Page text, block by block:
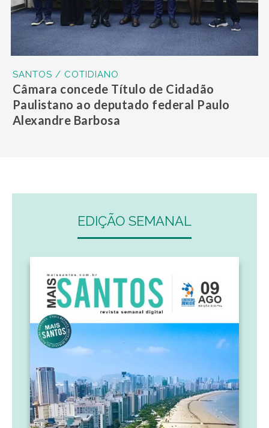
SANTOS / COTIDIANO
Câmara concede Título de Cidadão
Paulistano ao deputado federal Paulo
Alexandre Barbosa
EDIÇÃO SEMANAL